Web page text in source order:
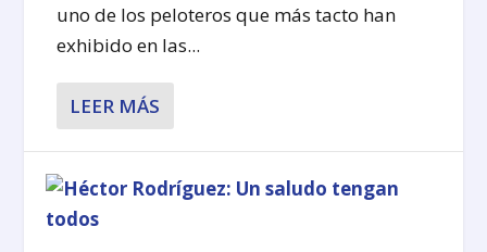
uno de los peloteros que más tacto han
exhibido en las...
LEER MÁS